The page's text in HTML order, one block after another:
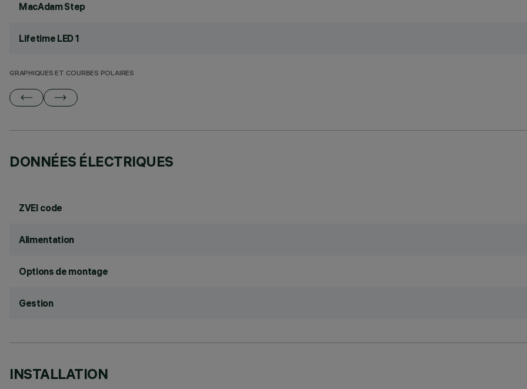
MacAdam Step
Lifetime LED 1
GRAPHIQUES ET COURBES POLAIRES
DONNÉES ÉLECTRIQUES
ZVEI code
Alimentation
Options de montage
Gestion
INSTALLATION